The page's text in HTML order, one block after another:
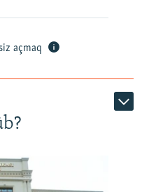
480p
açmaq